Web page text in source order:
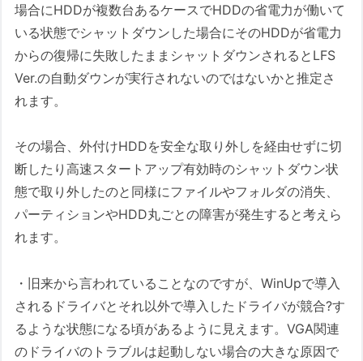
場合にHDDが複数台あるケースでHDDの省電力が働いて
いる状態でシャットダウンした場合にそのHDDが省電力
からの復帰に失敗したままシャットダウンされるとLFS
Ver.の自動ダウンが実行されないのではないかと推定さ
れます。
その場合、外付けHDDを安全な取り外しを経由せずに切
断したり高速スタートアップ有効時のシャットダウン状
態で取り外したのと同様にファイルやフォルダの消失、
パーティションやHDD丸ごとの障害が発生すると考えら
れます。
・旧来から言われていることなのですが、WinUpで導入
されるドライバとそれ以外で導入したドライバが競合?す
るような状態になる頃があるように見えます。VGA関連
のドライバのトラブルは起動しない場合の大きな原因で